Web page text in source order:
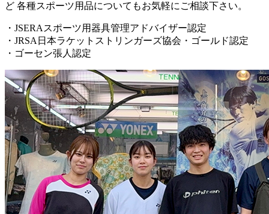
ど 各種スポーツ用品についてもお気軽にご相談下さい。
・JSERAスポーツ用器具管理アドバイザー認定
・JRSA日本ラケットストリンガーズ協会・ゴールド認定
・ゴーセン張人認定